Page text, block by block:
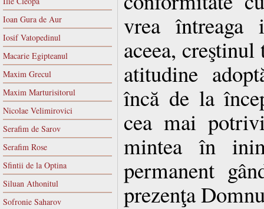
Ioan Gura de Aur
Iosif Vatopedinul
Macarie Egipteanul
Maxim Grecul
Maxim Marturisitorul
Nicolae Velimirovici
Serafim de Sarov
Serafim Rose
Sfintii de la Optina
Siluan Athonitul
Sofronie Saharov
vrea
aceea,
atitudine
încă de la
cea mai
mintea în
permanent
prezenţa